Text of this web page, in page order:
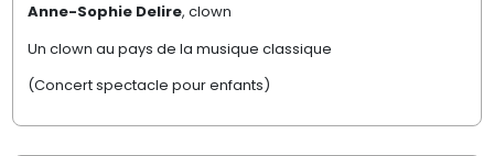
Anne-Sophie Delire, clown
Un clown au pays de la musique classique
(Concert spectacle pour enfants)